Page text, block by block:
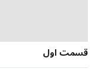
قسمت اول